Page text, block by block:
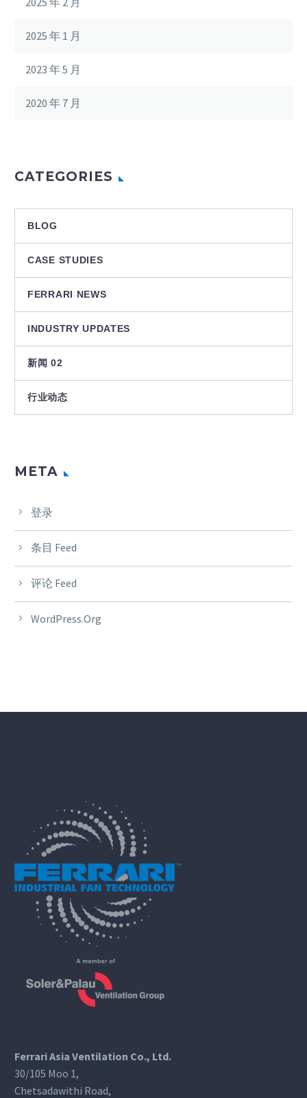
2025 年 1 月
2023 年 5 月
2020 年 7 月
CATEGORIES
BLOG
CASE STUDIES
FERRARI NEWS
INDUSTRY UPDATES
新闻 02
行业动态
META
登录
条目 Feed
评论 Feed
WordPress.org
Ferrari Asia Ventilation Co., Ltd.
30/105 Moo 1,
Chetsadawithi Road,